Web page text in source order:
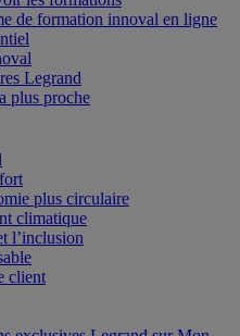
de formation innoval en ligne
Legrand
plus proche
plus circulaire
climatique
l’inclusion
client